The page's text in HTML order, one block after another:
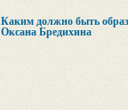
Каким должно быть
Оксана Бредихина